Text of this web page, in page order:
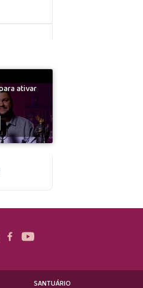
ativar
SANTUÁRIO